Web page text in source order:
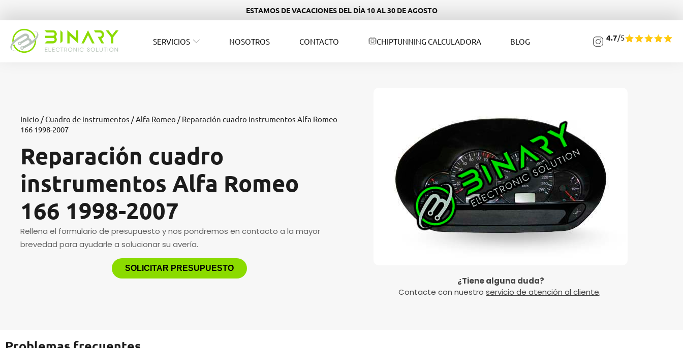
ESTAMOS DE VACACIONES DEL DÍA 10 AL 30 DE AGOSTO
SERVICIOS NOSOTROS CONTACTO CHIPTUNNING CALCULADORA BLOG 4.7/5
Inicio /Cuadro de instrumentos /Alfa Romeo / Reparación cuadro instrumentos Alfa Romeo
166 1998-2007
Reparación cuadro
instrumentos Alfa Romeo
166 1998-2007
Rellena el formulario de presupuesto y nos pondremos en contacto a la mayor
brevedad para ayudarle a solucionar su avería.
SOLICITAR PRESUPUESTO
¿Tiene alguna duda?
Contacte con nuestroservicio de atención al cliente.